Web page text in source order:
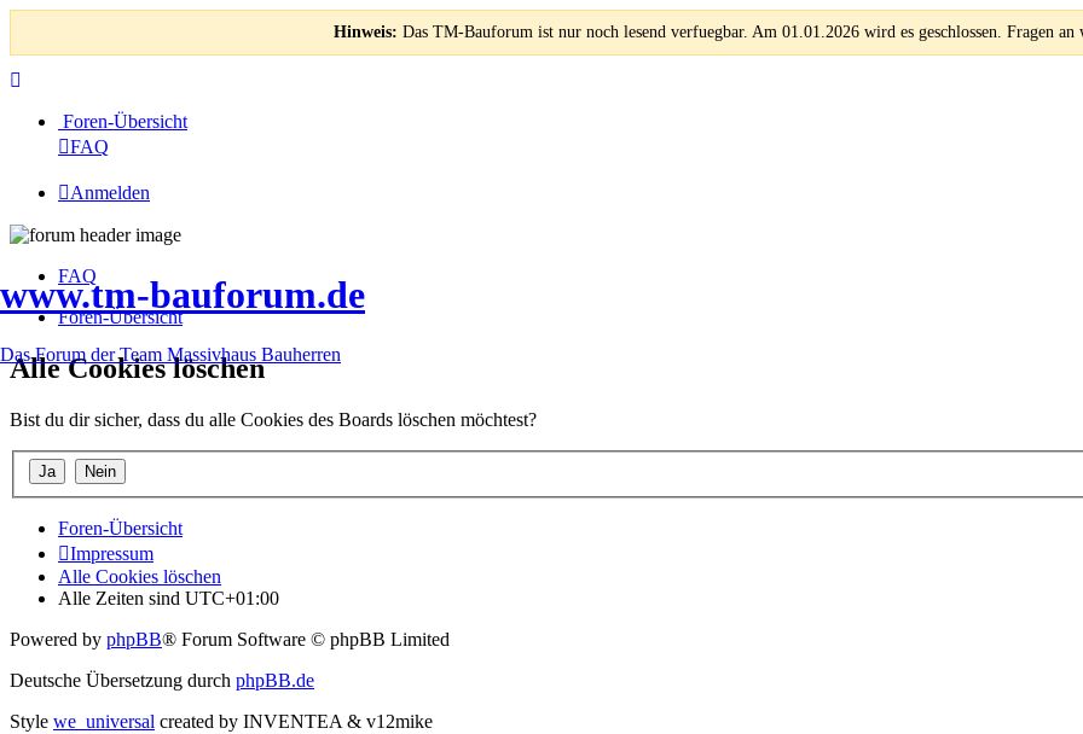
Hinweis: Das TM-Bauforum ist nur noch lesend verfuegbar. Am 01.01.2026 wird es geschlossen. Fragen
Foren-Übersicht
FAQ
Anmelden
www.tm-bauforum.de
Das Forum der Team Massivhaus Bauherren
FAQ
Foren-Übersicht
Alle Cookies löschen
Bist du dir sicher, dass du alle Cookies des Boards löschen möchtest?
Foren-Übersicht
Impressum
Alle Cookies löschen
Alle Zeiten sind UTC+01:00
Powered by phpBB® Forum Software © phpBB Limited
Deutsche Übersetzung durch phpBB.de
Style we_universal created by INVENTEA & v12mike